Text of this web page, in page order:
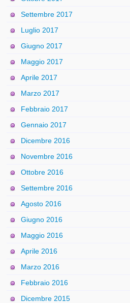
Settembre 2017
Luglio 2017
Giugno 2017
Maggio 2017
Aprile 2017
Marzo 2017
Febbraio 2017
Gennaio 2017
Dicembre 2016
Novembre 2016
Ottobre 2016
Settembre 2016
Agosto 2016
Giugno 2016
Maggio 2016
Aprile 2016
Marzo 2016
Febbraio 2016
Dicembre 2015